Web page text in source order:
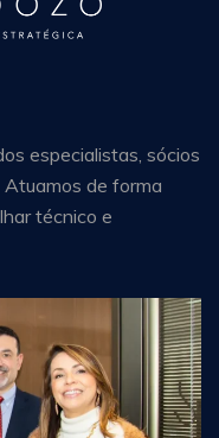
especialistas, sócios
Atuamos de forma
técnico e